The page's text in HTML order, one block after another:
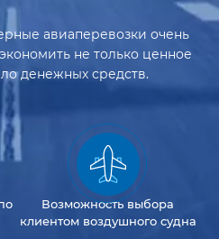
авиаперевозки очень
не только ценное
денежных средств.
Возможность выбора
клиентом воздушного судна